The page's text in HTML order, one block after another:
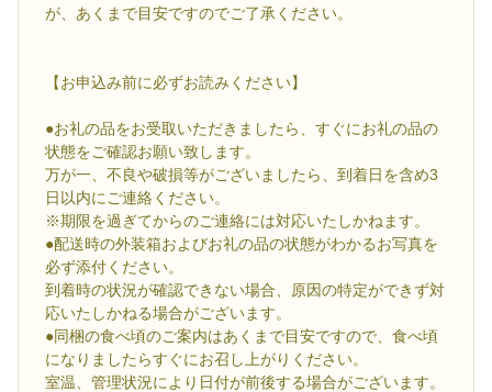
が、あくまで目安ですのでご了承ください。
【お申込み前に必ずお読みください】
●お礼の品をお受取いただきましたら、すぐにお礼の品の
状態をご確認お願い致します。
万が一、不良や破損等がございましたら、到着日を含め3
日以内にご連絡ください。
※期限を過ぎてからのご連絡には対応いたしかねます。
●配送時の外装箱およびお礼の品の状態がわかるお写真を
必ず添付ください。
到着時の状況が確認できない場合、原因の特定ができず対
応いたしかねる場合がございます。
●同梱の食べ頃のご案内はあくまで目安ですので、食べ頃
になりましたらすぐにお召し上がりください。
室温、管理状況により日付が前後する場合がございます。